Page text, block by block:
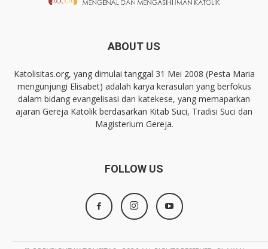
ABOUT US
Katolisitas.org, yang dimulai tanggal 31 Mei 2008 (Pesta Maria
mengunjungi Elisabet) adalah karya kerasulan yang berfokus
dalam bidang evangelisasi dan katekese, yang memaparkan
ajaran Gereja Katolik berdasarkan Kitab Suci, Tradisi Suci dan
Magisterium Gereja.
FOLLOW US